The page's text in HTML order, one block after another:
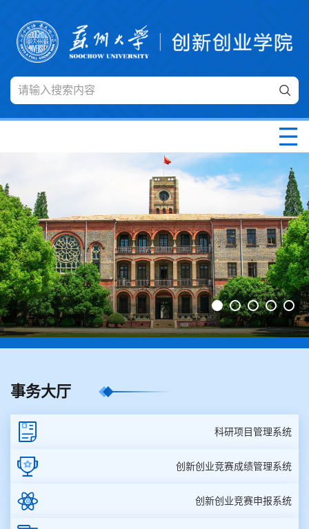
事务大厅
科研项目管理系统
创新创业竞赛成绩管理系统
创新创业竞赛申报系统